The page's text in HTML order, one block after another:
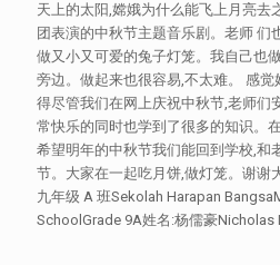
天上的太阳,嫦娥为什么能飞上月亮去
团表演的中秋节主题音乐剧。老师 们
做又小又可爱的兔子灯笼。我自己也
旁边。做起来也很容易,不太难。 感
得尽管我们在网上庆祝中秋节,老师们
常快乐的同时也学到了很多的知识。
希望明年的中秋节我们能回到学校,和
节。大家在一起吃月饼,做灯笼。谢谢
九年级 A 班Sekolah Harapan
SchoolGrade 9A姓名:杨儒豪Nicholas